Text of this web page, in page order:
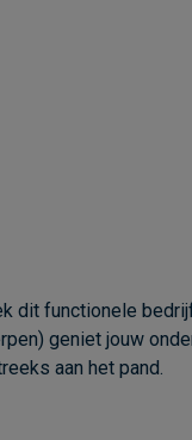
dit functionele
geniet jouw
aan het pand.